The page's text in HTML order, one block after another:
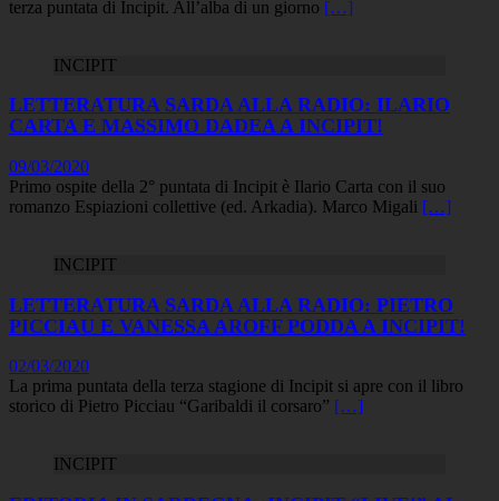
terza puntata di Incipit. All’alba di un giorno […]
INCIPIT
LETTERATURA SARDA ALLA RADIO: ILARIO
CARTA E MASSIMO DADEA A INCIPIT!
09/03/2020
Primo ospite della 2° puntata di Incipit è Ilario Carta con il suo
romanzo Espiazioni collettive (ed. Arkadia). Marco Migali […]
INCIPIT
LETTERATURA SARDA ALLA RADIO: PIETRO
PICCIAU E VANESSA AROFF PODDA A INCIPIT!
02/03/2020
La prima puntata della terza stagione di Incipit si apre con il libro
storico di Pietro Picciau “Garibaldi il corsaro” […]
INCIPIT